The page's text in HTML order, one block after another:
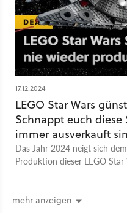
17.12.2024
LEGO Star Wars
Schnappt euch diese
immer ausverkauft
Das Jahr 2024 neigt sich
Produktion dieser LEGO
mehr anzeigen